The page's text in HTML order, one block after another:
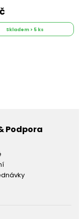
Skladem > 5 ks
Podpora